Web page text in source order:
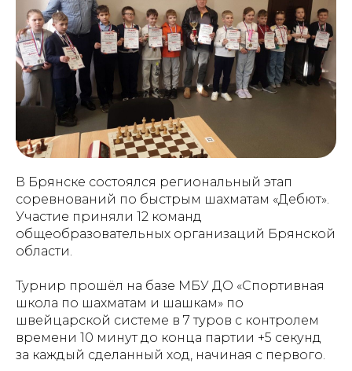
В Брянске состоялся региональный этап
соревнований по быстрым шахматам «Дебют».
Участие приняли 12 команд
общеобразовательных организаций Брянской
области.
Турнир прошёл на базе МБУ ДО «Спортивная
школа по шахматам и шашкам» по
швейцарской системе в 7 туров с контролем
времени 10 минут до конца партии +5 секунд
за каждый сделанный ход, начиная с первого.